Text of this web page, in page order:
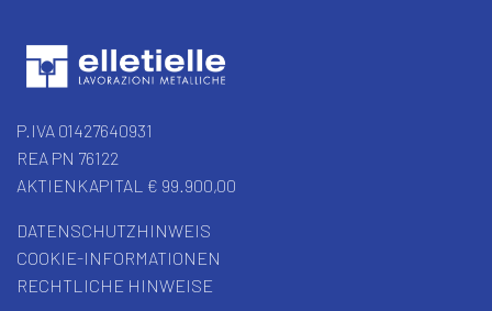
P.IVA 01427640931
REA PN 76122
AKTIENKAPITAL € 99.900,00
DATENSCHUTZHINWEIS
COOKIE-INFORMATIONEN
RECHTLICHE HINWEISE